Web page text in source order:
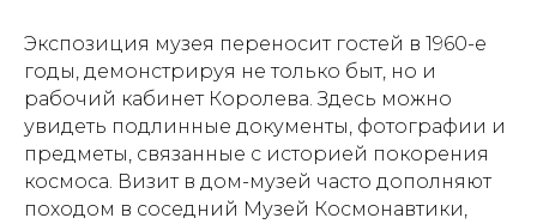
Экспозиция музея переносит гостей в 1960-е
годы, демонстрируя не только быт, но и
рабочий кабинет Королева. Здесь можно
увидеть подлинные документы, фотографии и
предметы, связанные с историей покорения
космоса. Визит в дом-музей часто дополняют
походом в соседний Музей Космонавтики,